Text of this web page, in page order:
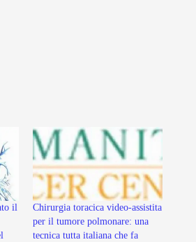
il
Chirurgia toracica video-assistita
per il tumore polmonare: una
tecnica tutta italiana che fa